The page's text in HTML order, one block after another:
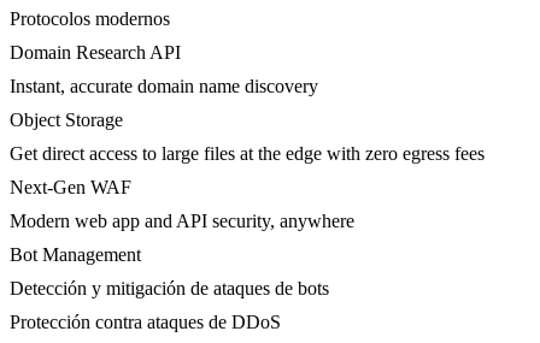
Protocolos modernos
Domain Research API
Instant, accurate domain name discovery
Object Storage
Get direct access to large files at the edge with zero egress fees
Next-Gen WAF
Modern web app and API security, anywhere
Bot Management
Detección y mitigación de ataques de bots
Protección contra ataques de DDoS